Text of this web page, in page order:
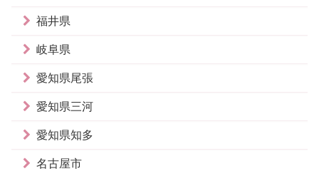
福井県
岐阜県
愛知県尾張
愛知県三河
愛知県知多
名古屋市